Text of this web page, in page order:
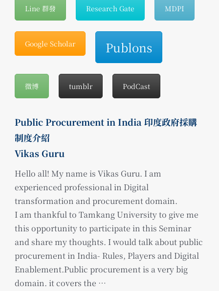
Line 群發 Research Gate MDPI
Google Scholar Publons
微博 tumblr PodCast
Public Procurement in India 印度政府採購
制度介紹
Vikas Guru
Hello all! My name is Vikas Guru. I am
experienced professional in Digital
transformation and procurement domain.
I am thankful to Tamkang University to give me
this opportunity to participate in this Seminar
and share my thoughts. I would talk about public
procurement in India- Rules, Players and Digital
Enablement.Public procurement is a very big
domain. it covers the …